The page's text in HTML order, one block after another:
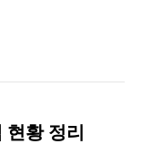
현황 정리